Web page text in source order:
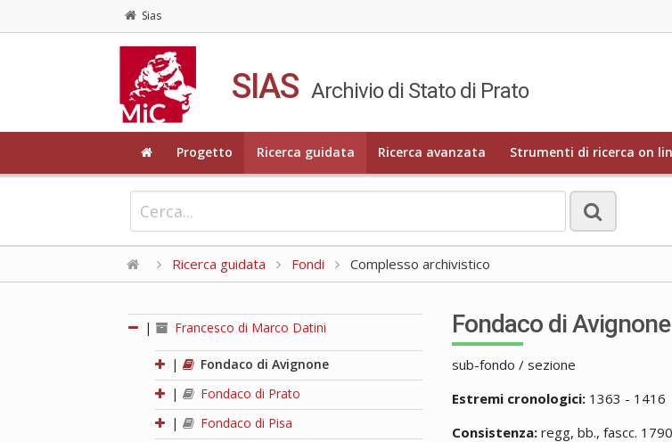
Sias
SIAS Archivio di Stato di Prato
Progetto Ricerca guidata Ricerca avanzata Strumenti di ricerca on
Ricerca guidata Fondi Complesso archivistico
| Francesco di Marco Datini
|
Fondaco di Avignone
|
Fondaco di Prato
|
Fondaco di Pisa
Fondaco di Avignone
sub-fondo / sezione
Estremi cronologici: 1363 - 1416
Consistenza: regg, bb., fascc. 1790